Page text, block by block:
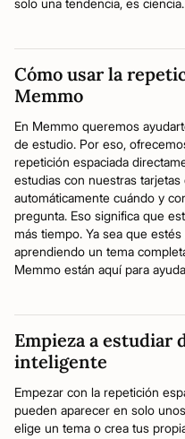
solo una tendencia, es ciencia.
Cómo usar la
Memmo
En Memmo queremos
de estudio. Por eso,
repetición espaciada
estudias con nuestras
automáticamente cuándo y
pregunta. Eso significa que
más tiempo. Ya sea que
aprendiendo un tema
Memmo están aquí para
Empieza a estudiar
inteligente
Empezar con la repetición
pueden aparecer en solo
elige un tema o crea tus